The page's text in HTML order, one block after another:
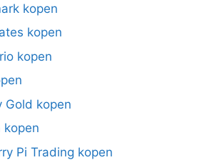
kopen
kopen
kopen
Gold kopen
kopen
Pi Trading kopen